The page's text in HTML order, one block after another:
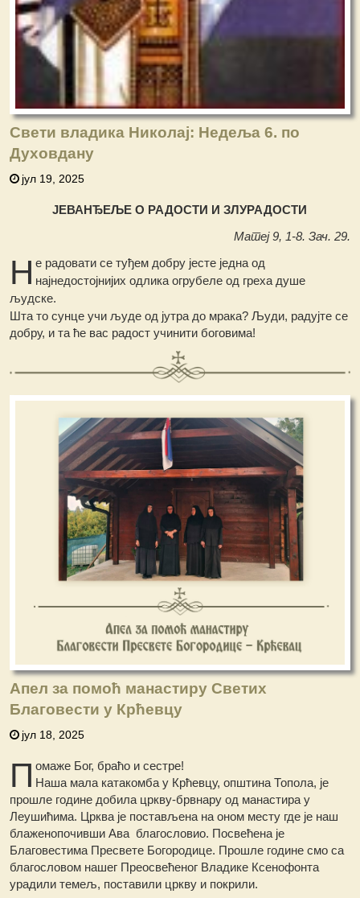
Свети владика Николај: Недеља 6. по
Духовдану
јул 19, 2025
ЈЕВАНЂЕЉЕ О РАДОСТИ И ЗЛУРАДОСТИ
Матеј 9, 1-8. Зач. 29.
Н е радовати се туђем добру јесте једна од
најнедостојнијих одлика огрубеле од греха душе
људске.
Шта то сунце учи људе од јутра до мрака? Људи, радујте се
добру, и та ће вас радост учинити боговима!
Апел за помоћ манастиру Светих
Благовести у Крћевцу
јул 18, 2025
П омаже Бог, браћо и сестре!
Наша мала катакомба у Крћевцу, општина Топола, је
прошле године добила цркву-брвнару од манастира у
Леушићима. Црква је постављена на оном месту где је наш
блаженопочивши Ава благословио. Посвећена је
Благовестима Пресвете Богородице. Прошле године смо са
благословом нашег Преосвећеног Владике Ксенофонта
урадили темељ, поставили цркву и покрили.